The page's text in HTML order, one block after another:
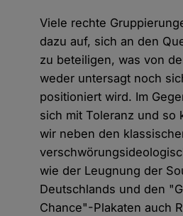
Viele rechte
dazu auf, sich an den
zu beteiligen, was von
weder untersagt noch
positioniert wird. Im
sich mit Toleranz und so
wir neben den
wie der Leugnung der
Deutschlands und den
Chance"-Plakaten auch